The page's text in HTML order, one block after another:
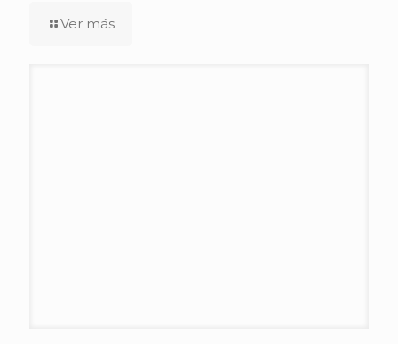
Ver más